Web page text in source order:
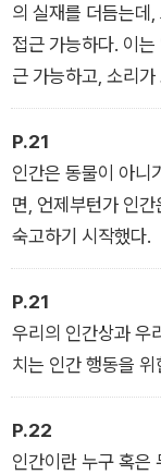
의 실재를 더듬는데
접근 가능하다. 이
근 가능하고, 소리
찬가지다.
P.21
인간은 동물이 아니
면, 언제부턴가 인
숙고하기 시작했다.
P.21
우리의 인간상과 우
치는 인간 행동을
P.22
인간이란 누구 혹은